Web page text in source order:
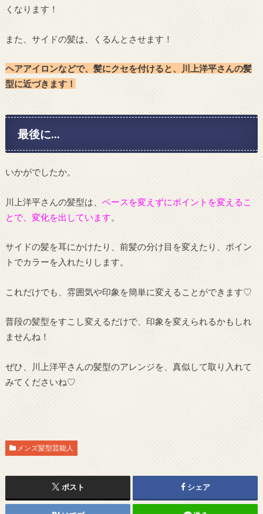
くなります！
また、サイドの髪は、くるんとさせます！
ヘアアイロンなどで、髪にクセを付けると、川上洋平さんの髪
型に近づきます！
最後に…
いかがでしたか。
川上洋平さんの髪型は、 ベースを変えずにポイントを変えるこ
とで、変化を出しています
サイドの髪を耳にかけたり、前髪の分け目を変えたり、ポイン
トでカラーを入れたりします。
これだけでも、雰囲気や印象を簡単に変えることができます♡
普段の髪型をすこし変えるだけで、印象を変えられるかもしれ
ませんね！
ぜひ、川上洋平さんの髪型のアレンジを、真似して取り入れて
みてくださいね♡
メンズ髪型芸能人
ポスト シェア